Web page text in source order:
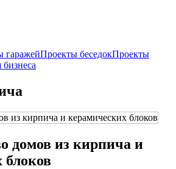
гаражейПроекты беседокПроекты
домов из кирпича и
блоков